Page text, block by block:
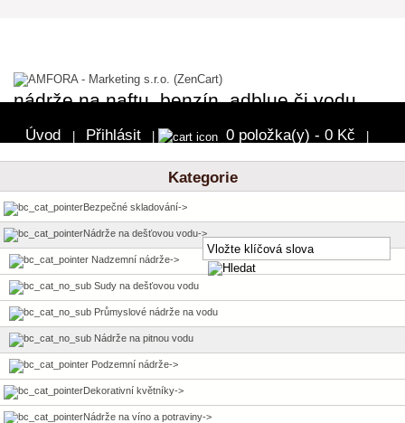
nádrže na naftu, benzín, adblue či vodu
Úvod Přihlásit 0 položka(y) - 0 Kč
Kategorie
Bezpečné skladování->
Nádrže na dešťovou vodu->
Nadzemní nádrže->
Sudy na dešťovou vodu
Průmyslové nádrže na vodu
Nádrže na pitnou vodu
Podzemní nádrže->
Dekorativní květníky->
Nádrže na víno a potraviny->